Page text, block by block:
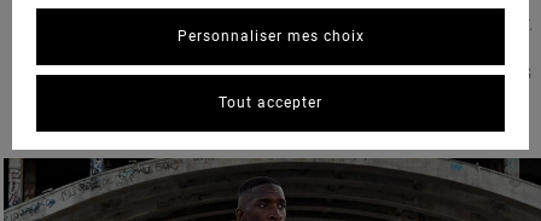
PUSH HARDER. RUN FASTER. LEAVE IT ALL ON THE CONCRETE. THIS IS YOUR WORKOUT.
STREETS IN THE RVCA MEN’S COLLECTION, FEATURING PREMIUM ON-TREND CLOTHING
AND ACCESSORIES THAT KEEP IT FRESH WHILE HELPING YOU REACH PEAK
Personnaliser mes choix
Tout accepter